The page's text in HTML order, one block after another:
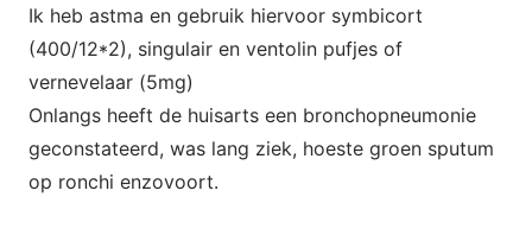
Ik heb astma en gebruik hiervoor symbicort
(400/12*2), singulair en ventolin pufjes of
vernevelaar (5mg)
Onlangs heeft de huisarts een bronchopneumonie
geconstateerd, was lang ziek, hoeste groen sputum
op ronchi enzovoort.